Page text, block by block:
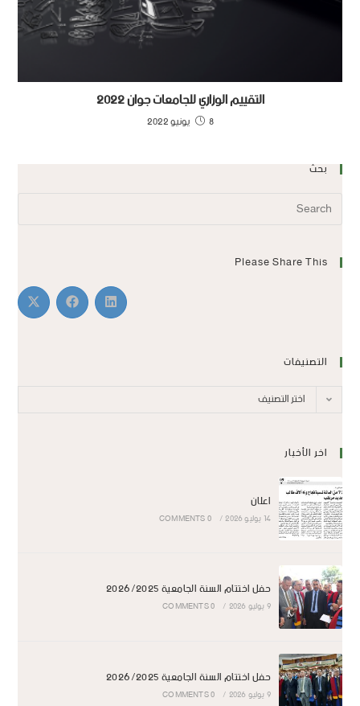
التقييم الوزاري للجامعات جوان 2022
8 يونيو 2022
بحث
Please Share This
التصنيفات
اختر التصنيف
اخر الأخبار
اعلان
14 يوليو 2026 /
0 COMMENTS
حفل اختتام السنة الجامعية 2026/2025
9 يوليو 2026 /
0 COMMENTS
حفل اختتام السنة الجامعية 2026/2025
9 يوليو 2026 /
0 COMMENTS